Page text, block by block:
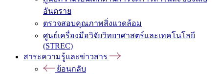
อันตราย
ตรวจสอบคุณภาพสิ่งแวดล้อม
ศูนย์เครื่องมือวิจัยวิทยาศาสตร์และเทคโนโลยี
(STREC)
สาระความรู้และข่าวสาร
ย้อนกลับ